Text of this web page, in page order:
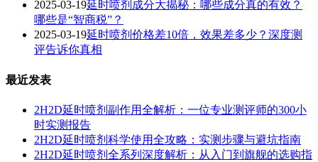
2025-03-19延时喷剂成分大揭秘：哪些成分真的有效？
哪些是“智商税”？
2025-03-19延时喷剂价格差10倍，效果差多少？深度测
评告诉你真相
最近发表
2H2D延时喷剂副作用全解析：一位专业测评师的300小
时实测报告
2H2D延时喷剂科学使用全攻略：实测步骤与避坑指南
2H2D延时喷剂全系列深度解析：从入门到旗舰的选购指